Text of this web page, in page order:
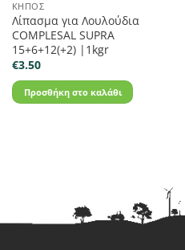
ΚΉΠΟΣ
Λίπασμα για Λουλούδια
COMPLESAL SUPRA
15+6+12(+2) |1kgr
€3.50
Προσθήκη στο καλάθι